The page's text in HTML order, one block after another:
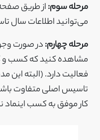
مرحله سوم:از طریق
می‌توانید اطلاعات سال
مرحله چهارم:در صورت
مشاهده کنید که کسب و
فعالیت دارد. (البته این
تاسیس اصلی متفاوت
کار موفق به کسب